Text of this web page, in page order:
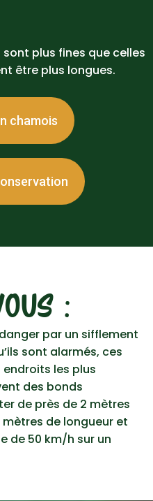
plus fines que celles
être plus longues.
chamois
:
par un sifflement
sont alarmés, ces
endroits les plus
des bonds
de près de 2 mètres
de longueur et
de 50 km/h sur un